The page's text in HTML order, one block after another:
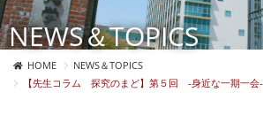
NEWS＆TOPICS
HOME
NEWS＆TOPICS
【先生コラム 探究のまど】第５回 -身近な一期一会-